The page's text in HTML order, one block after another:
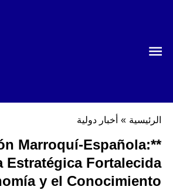
الرئيسية » أخبار دولية
Marroquí-Española:
Estratégica Fortalecida
y el Conocimiento